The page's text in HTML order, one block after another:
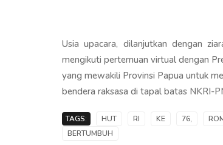
Usia upacara, dilanjutkan dengan
mengikuti pertemuan virtual dengan
yang mewakili Provinsi Papua untuk
bendera raksasa di tapal batas NKRI-
TAGS: HUT RI KE 76,
BERTUMBUH